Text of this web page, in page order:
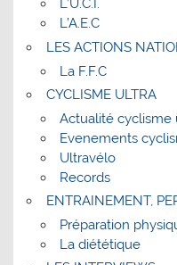
L’U.C.I.
L’A.E.C
LES ACTIONS
La F.F.C
CYCLISME ULTRA
Actualité cyclisme
Evenements
Ultravélo
Records
ENTRAINEMENT,
Préparation
La diététique